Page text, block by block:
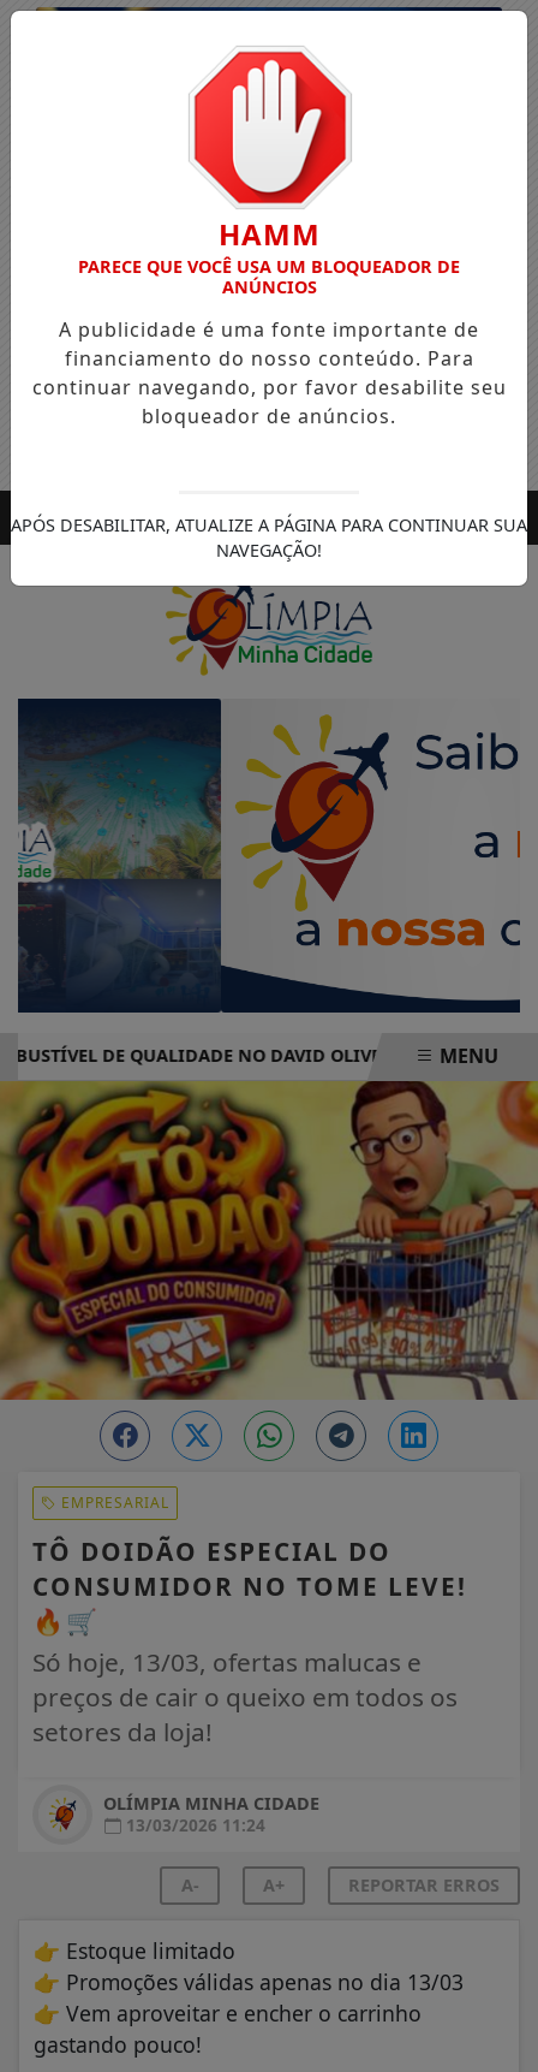
Entrar
DE QUALIDADE NO DAVID OLIVEIRA AUTO POSTO
EM ALTA
MENU
EMPRESARIAL
TÔ DOIDÃO ESPECIAL DO
CONSUMIDOR NO TOME LEVE!
🔥🛒
Só hoje, 13/03, ofertas malucas e
preços de cair o queixo em todos os
setores da loja!
OLÍMPIA MINHA CIDADE
13/03/2026 11:24
A- A+ REPORTAR ERROS
👉 Estoque limitado
👉 Promoções válidas apenas no dia 13/03
👉 Vem aproveitar e encher o carrinho
gastando pouco!
HAMM
PARECE QUE VOCÊ USA UM BLOQUEADOR DE
ANÚNCIOS
A publicidade é uma fonte importante de
financiamento do nosso conteúdo. Para
continuar navegando, por favor desabilite seu
bloqueador de anúncios.
APÓS DESABILITAR, ATUALIZE A PÁGINA PARA CONTINUAR SUA
NAVEGAÇÃO!